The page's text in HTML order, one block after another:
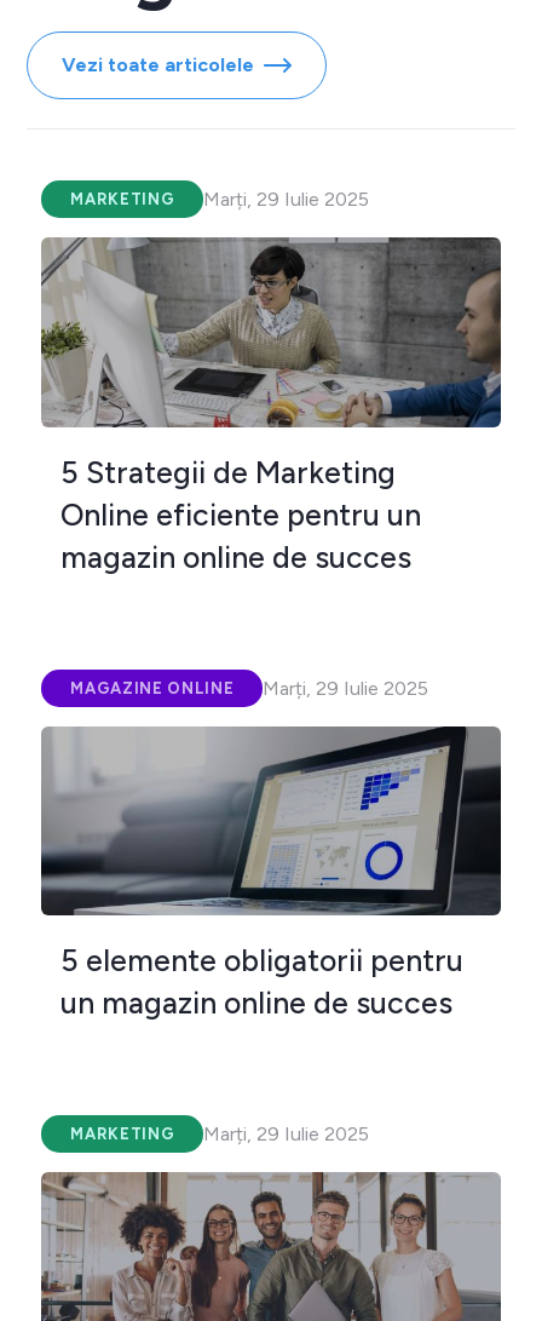
Vezi toate articolele
MARKETING Marți, 29 Iulie 2025
5 Strategii de Marketing
Online eficiente pentru un
magazin online de succes
MAGAZINE ONLINE Marți, 29 Iulie 2025
5 elemente obligatorii pentru
un magazin online de succes
MARKETING Marți, 29 Iulie 2025